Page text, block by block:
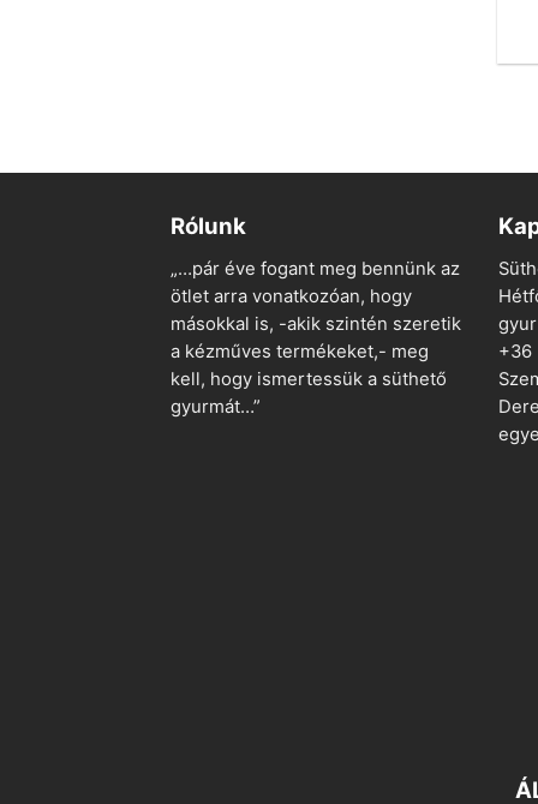
Rólunk
„…pár éve fogant meg bennünk az
ötlet arra vonatkozóan, hogy
másokkal is, -akik szintén szeretik
a kézműves termékeket,- meg
kell, hogy ismertessük a süthető
gyurmát…”
+36